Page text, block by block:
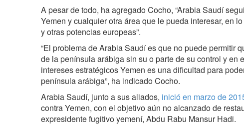
A pesar de todo, ha agregado Cocho, “Arabia Saudí
Yemen y cualquier otra área que le pueda interesar, en
y otras potencias europeas”.
“El problema de Arabia Saudí es que no puede permitir
de la península arábiga sin su o parte de su control y en
intereses estratégicos Yemen es una dificultad para
península arábiga”, ha indicado Cocho.
Arabia Saudí, junto a sus aliados, inició en marzo de
contra Yemen, con el objetivo aún no alcanzado de
expresidente fugitivo yemení, Abdu Rabu Mansur Hadi.